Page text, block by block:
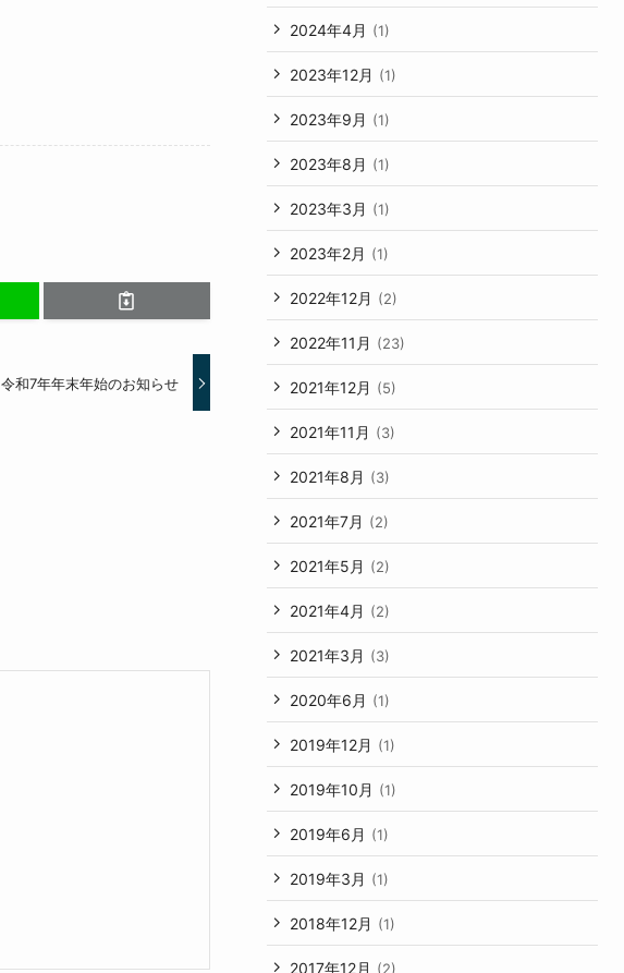
令和7年年末年始のお知らせ
2024年4月 (1)
2023年12月 (1)
2023年9月 (1)
2023年8月 (1)
2023年3月 (1)
2023年2月 (1)
2022年12月 (2)
2022年11月 (23)
2021年12月 (5)
2021年11月 (3)
2021年8月 (3)
2021年7月 (2)
2021年5月 (2)
2021年4月 (2)
2021年3月 (3)
2020年6月 (1)
2019年12月 (1)
2019年10月 (1)
2019年6月 (1)
2019年3月 (1)
2018年12月 (1)
2017年12月 (2)